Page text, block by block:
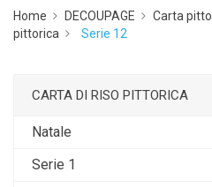
Home DECOUPAGE Carta
pittorica
Serie 12
CARTA DI RISO PITTORICA
Natale
Serie 1